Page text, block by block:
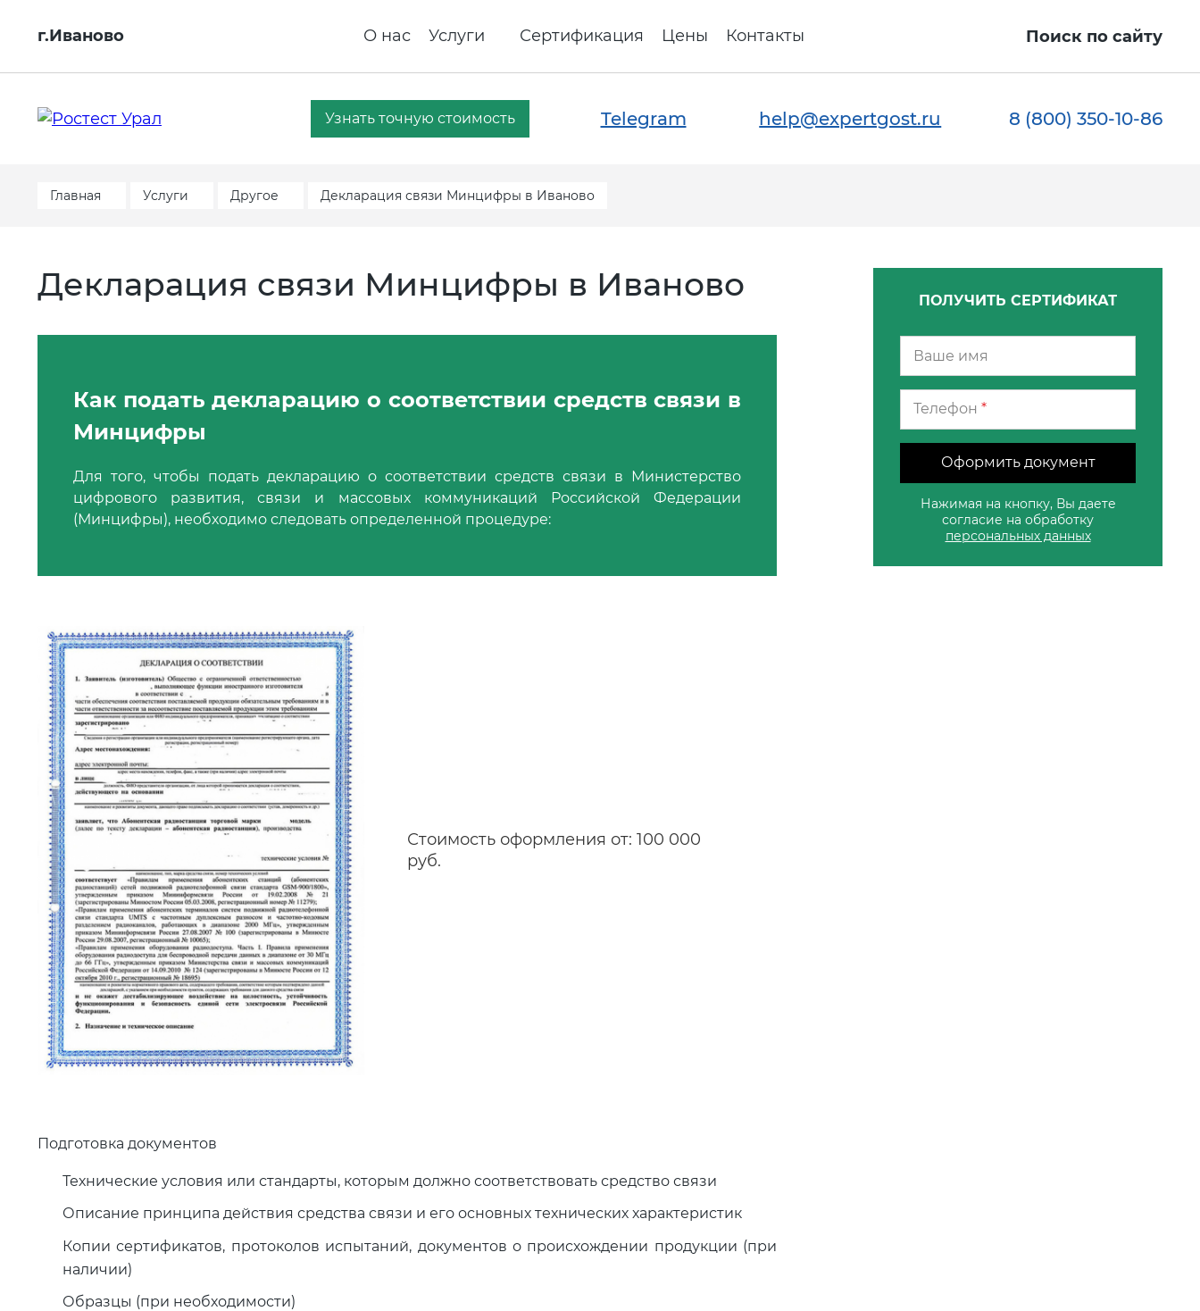
г.Иваново О нас Услуги Сертификация Цены Контакты Поиск по сайту
Узнать точную стоимость Telegram help@expertgost.ru 8 (800) 350-10-86
Главная Услуги Другое Декларация связи Минцифры в Иваново
Декларация связи Минцифры в Иваново
Как подать декларацию о соответствии средств связи в
Минцифры
Для того, чтобы подать декларацию о соответствии средств связи в Министерство
цифрового развития, связи и массовых коммуникаций Российской Федерации
(Минцифры), необходимо следовать определенной процедуре:
Стоимость оформления от: 100 000
руб.
Подготовка документов
Технические условия или стандарты, которым должно соответствовать средство связи
Описание принципа действия средства связи и его основных технических характеристик
Копии сертификатов, протоколов испытаний, документов о происхождении продукции (при
наличии)
Образцы (при необходимости)
ПОЛУЧИТЬ СЕРТИФИКАТ
Телефон *
Оформить документ
Нажимая на кнопку, Вы даете
согласие на обработку
персональных данных